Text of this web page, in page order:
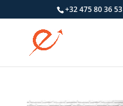
+32 475 80 36 53